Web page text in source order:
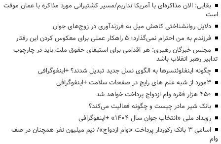
بقایی: الان مذاکره‌ای با آمریکا نداریم/مسیر کشتیرانی مورد مذاکره با عمان موقت
است
دلایل روانشناختی کاهش میل به فرزندآوری در زوج‌های جوان
فرزندم به من احترام نمی‌گذارد؛ ۵ راهکار عملی برای معکوس کردن این رفتار
مجلس خبرگان رهبری: هر اقدامی برای استیفای حقوق ملت باید در چارچوب
تدابیر رهبر انقلاب باشد
چگونه اینفلوئنسرها به الگوی نسل جدید تبدیل شدند؟ +اینفوگرافی
3مورد از شبه علم های رایج در صفحات سلامت +اینفوگرافی
۴۵۰ هزار فقره وام ازدواج پرداخت خواهد شد
بانک شیر مادر چیست و چگونه فعالیت می‌کند؟
رویداد ملی «انتخاب جوان سال ۱۴۰۴» +اینفوگرافی
اسامی ۳ بانک رکوردار پرداخت «وام ازدواج»/ نیم میلیون نفر همچنان در صف
وام